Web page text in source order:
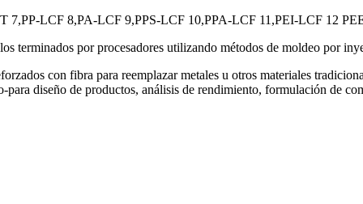
LCF 8,PA-LCF 9,PPS-LCF 10,PPA-LCF 11,PEI-LCF 12
terminados por procesadores utilizando métodos de moldeo por
con fibra para reemplazar metales u otros materiales
diseño de productos, análisis de rendimiento, formulación de